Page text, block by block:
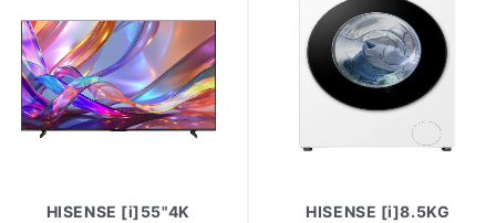
HISENSE [i]55"4K
HISENSE [i]8.5KG